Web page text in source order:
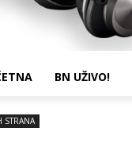
BN UŽIVO!
STRANA